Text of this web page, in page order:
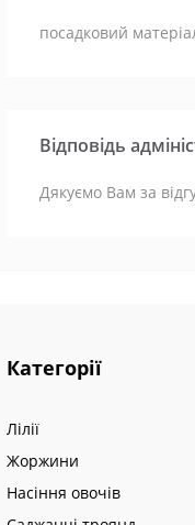
посадковий
Відповідь
Дякуємо Вам за
Категорії
Лілії
Жоржини
Насіння овочів